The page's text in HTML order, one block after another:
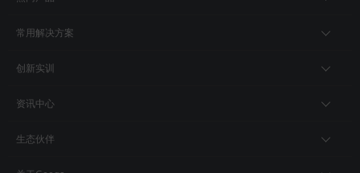
常用解决方案
创新实训
资讯中心
生态伙伴